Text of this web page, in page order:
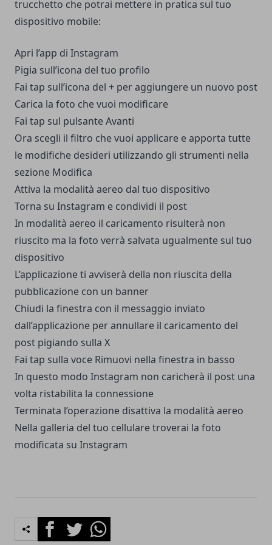
trucchetto che potrai mettere in pratica sul tuo
dispositivo mobile:
Apri l’app di Instagram
Pigia sull’icona del tuo profilo
Fai tap sull’icona del + per aggiungere un nuovo post
Carica la foto che vuoi modificare
Fai tap sul pulsante Avanti
Ora scegli il filtro che vuoi applicare e apporta tutte
le modifiche desideri utilizzando gli strumenti nella
sezione Modifica
Attiva la modalità aereo dal tuo dispositivo
Torna su Instagram e condividi il post
In modalità aereo il caricamento risulterà non
riuscito ma la foto verrà salvata ugualmente sul tuo
dispositivo
L’applicazione ti avviserà della non riuscita della
pubblicazione con un banner
Chiudi la finestra con il messaggio inviato
dall’applicazione per annullare il caricamento del
post pigiando sulla X
Fai tap sulla voce Rimuovi nella finestra in basso
In questo modo Instagram non caricherà il post una
volta ristabilita la connessione
Terminata l’operazione disattiva la modalità aereo
Nella galleria del tuo cellulare troverai la foto
modificata su Instagram
FacebookTwitterWhatsapp